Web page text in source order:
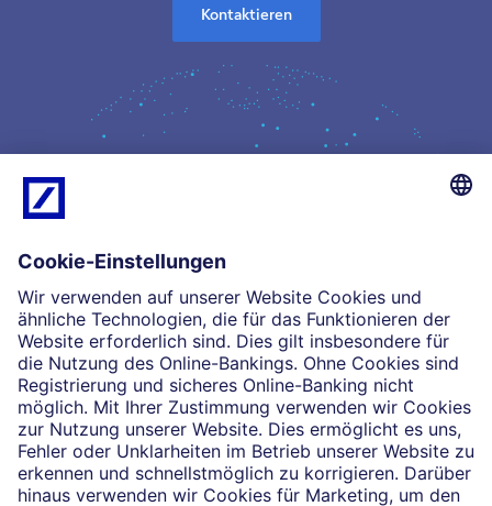
Kontaktieren
Kompetenz
Einblicke
Unsere Partnerschaften